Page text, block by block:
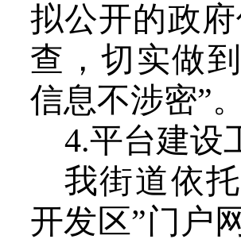
拟公开的政
查，切实做
信息不涉密”
4.平台建设
我街道依
开发区”门户